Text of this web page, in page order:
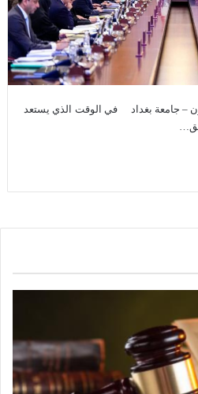
– جامعة بغداد في الوقت الذي يستعد